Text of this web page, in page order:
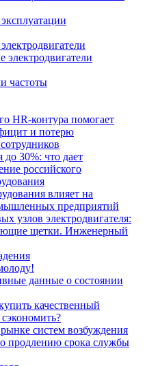
электродвигатели
частоты
HR-контура помогает
и потерю
30%: что дает
российского
влияет на
предприятий
узлов электродвигателя:
щетки. Инженерный
данные о состоянии
качественный
систем возбуждения
продлению срока службы